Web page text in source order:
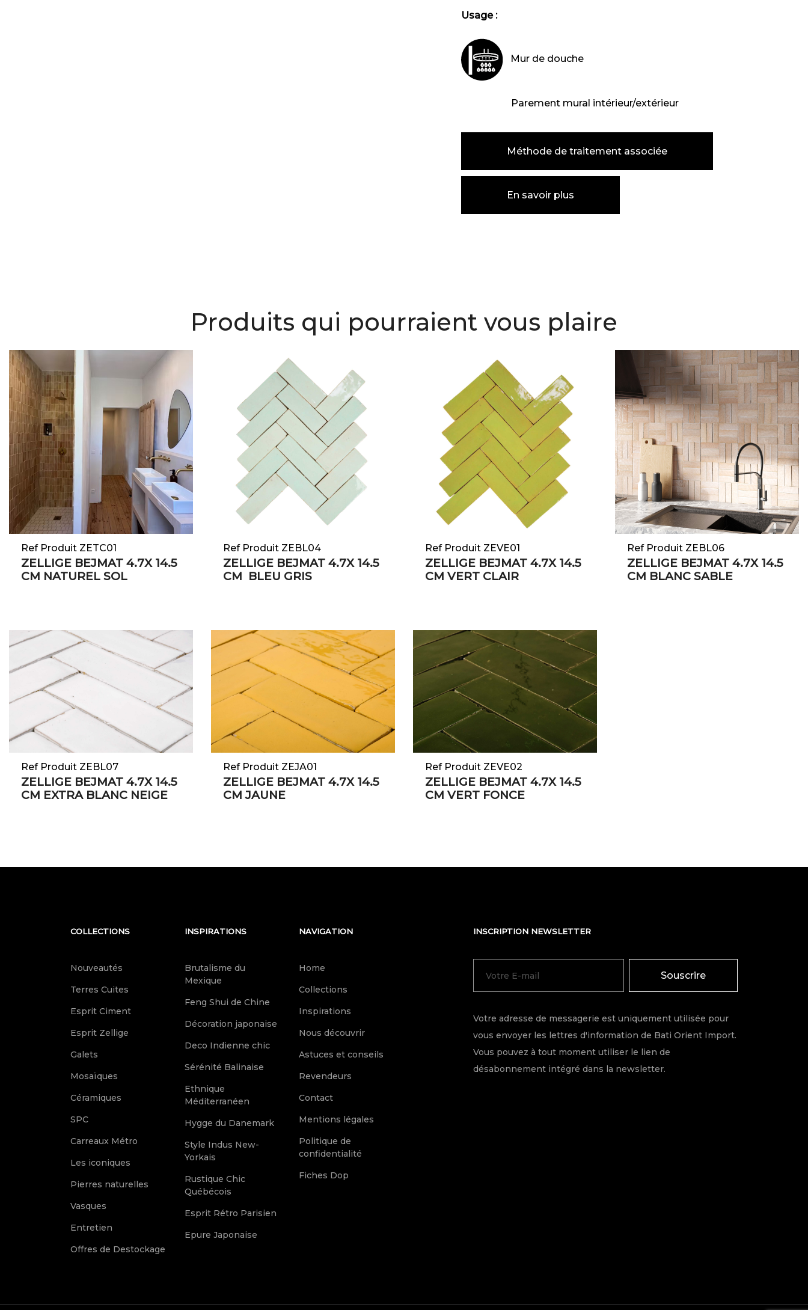
Usage :
Mur de douche
Parement mural intérieur/extérieur
Méthode de traitement associée
En savoir plus
Produits qui pourraient vous plaire
Ref Produit ZETC01
ZELLIGE BEJMAT 4.7X 14.5
CM NATUREL SOL
Ref Produit ZEBL04
ZELLIGE BEJMAT 4.7X 14.5
CM BLEU GRIS
Ref Produit ZEVE01
ZELLIGE BEJMAT 4.7X 14.5
CM VERT CLAIR
Ref Produit ZEBL06
ZELLIGE BEJMAT 4.7X 14.5
CM BLANC SABLE
Ref Produit ZEBL07
ZELLIGE BEJMAT 4.7X 14.5
CM EXTRA BLANC NEIGE
Ref Produit ZEJA01
ZELLIGE BEJMAT 4.7X 14.5
CM JAUNE
Ref Produit ZEVE02
ZELLIGE BEJMAT 4.7X 14.5
CM VERT FONCE
COLLECTIONS
Nouveautés
Terres Cuites
Esprit Ciment
Esprit Zellige
Galets
Mosaïques
Céramiques
SPC
Carreaux Métro
Les iconiques
Pierres naturelles
Vasques
Entretien
Offres de Destockage
INSPIRATIONS
Brutalisme du
Mexique
Feng Shui de Chine
Décoration japonaise
Deco Indienne chic
Sérénité Balinaise
Ethnique
Méditerranéen
Hygge du Danemark
Style Indus New-
Yorkais
Rustique Chic
Québécois
Esprit Rétro Parisien
Epure Japonaise
NAVIGATION
Home
Collections
Inspirations
Nous découvrir
Astuces et conseils
Revendeurs
Contact
Mentions légales
Politique de
confidentialité
Fiches Dop
INSCRIPTION NEWSLETTER
Souscrire
Votre adresse de messagerie est uniquement utilisée pour
vous envoyer les lettres d'information de Bati Orient Import.
Vous pouvez à tout moment utiliser le lien de
désabonnement intégré dans la newsletter.